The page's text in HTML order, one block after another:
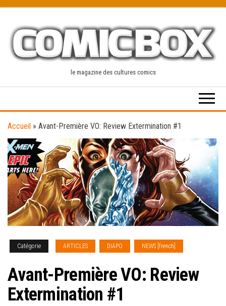
content
le magazine des cultures comics
Accueil » Avant-Première VO: Review Extermination #1
Catégorie ARTICLES DIAPO NEWS [french]
Avant-Première VO: Review
Extermination #1